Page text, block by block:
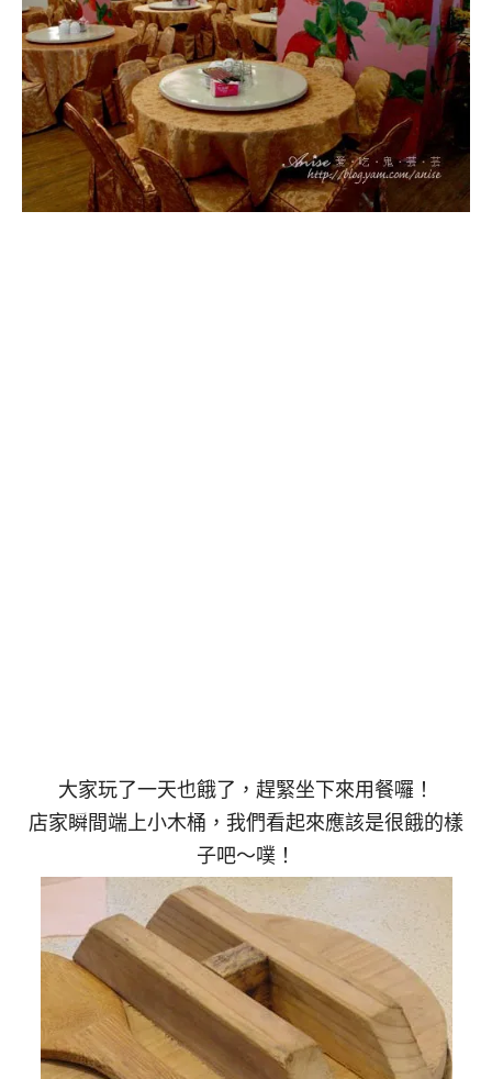
大家玩了一天也餓了，趕緊坐下來用餐囉！
店家瞬間端上小木桶，我們看起來應該是很餓的樣
子吧～噗！